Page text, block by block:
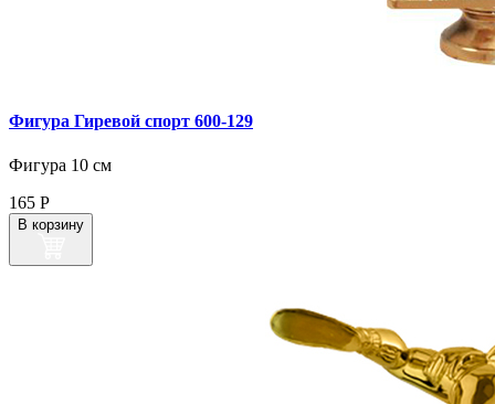
Фигура Гиревой спорт 600‑129
Фигура 10 см
165 Р
В корзину